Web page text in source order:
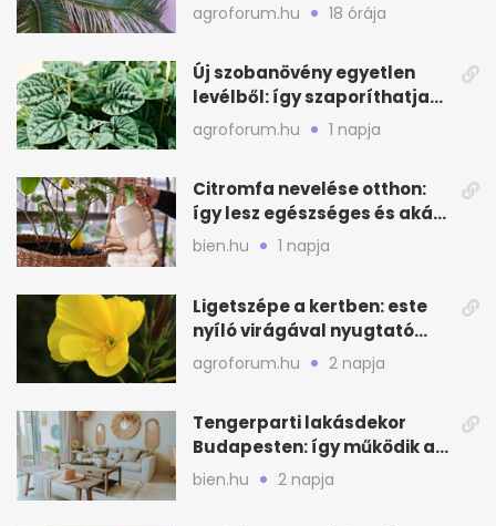
agroforum.hu 18 órája
Új szobanövény egyetlen
levélből: így szaporíthatja
egyszerűen
agroforum.hu 1 napja
Citromfa nevelése otthon:
így lesz egészséges és akár
termő is
bien.hu 1 napja
Ligetszépe a kertben: este
nyíló virágával nyugtató
látvány
agroforum.hu 2 napja
Tengerparti lakásdekor
Budapesten: így működik a
kagylós, homokszínű trend
bien.hu 2 napja